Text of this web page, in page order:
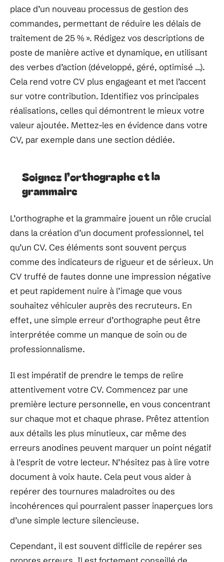
place d’un nouveau processus de gestion des
commandes, permettant de réduire les délais de
traitement de 25 % ». Rédigez vos descriptions de
poste de manière active et dynamique, en utilisant
des verbes d’action (développé, géré, optimisé …).
Cela rend votre CV plus engageant et met l’accent
sur votre contribution. Identifiez vos principales
réalisations, celles qui démontrent le mieux votre
valeur ajoutée. Mettez-les en évidence dans votre
CV, par exemple dans une section dédiée.
Soignez l’orthographe et la
grammaire
L’orthographe et la grammaire jouent un rôle crucial
dans la création d’un document professionnel, tel
qu’un CV. Ces éléments sont souvent perçus
comme des indicateurs de rigueur et de sérieux. Un
CV truffé de fautes donne une impression négative
et peut rapidement nuire à l’image que vous
souhaitez véhiculer auprès des recruteurs. En
effet, une simple erreur d’orthographe peut être
interprétée comme un manque de soin ou de
professionnalisme.
Il est impératif de prendre le temps de relire
attentivement votre CV. Commencez par une
première lecture personnelle, en vous concentrant
sur chaque mot et chaque phrase. Prêtez attention
aux détails les plus minutieux, car même des
erreurs anodines peuvent marquer un point négatif
à l’esprit de votre lecteur. N’hésitez pas à lire votre
document à voix haute. Cela peut vous aider à
repérer des tournures maladroites ou des
incohérences qui pourraient passer inaperçues lors
d’une simple lecture silencieuse.
Cependant, il est souvent difficile de repérer ses